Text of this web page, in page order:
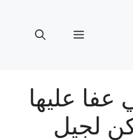
القائمة
عفا عليها
لجيل